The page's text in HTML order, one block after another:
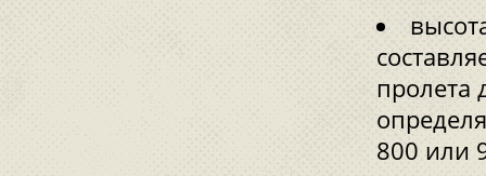
пролета
800 или